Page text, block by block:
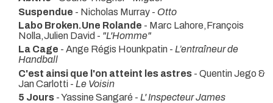
Suspendue - Nicholas Murray - Otto
Labo Broken.Une Rolande - Marc Lahore,François
Nolla,Julien David - "L'Homme"
La Cage - Ange Régis Hounkpatin - L’entraîneur de
Handball
C'est ainsi que l'on atteint les astres - Quentin Jego &
Jan Carlotti - Le Voisin
5 Jours - Yassine Sangaré - L' Inspecteur James